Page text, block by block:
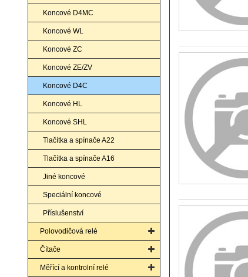
Koncové D4MC
Koncové WL
Koncové ZC
Koncové ZE/ZV
Koncové D4C
Koncové HL
Koncové SHL
Tlačítka a spínače A22
Tlačítka a spínače A16
Jiné koncové
Speciální koncové
Příslušenství
Polovodičová relé
Čítače
Měřící a kontrolní relé